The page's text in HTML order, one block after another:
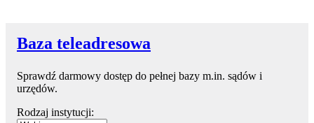
Baza teleadresowa
Sprawdź darmowy dostęp do pełnej bazy m.in. sądów i
urzędów.
Rodzaj instytucji: